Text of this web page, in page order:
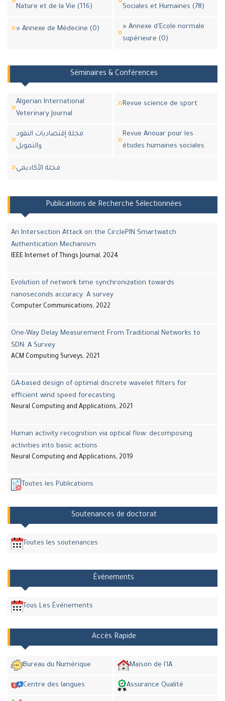
Nature et de la Vie (116) Sociales et Humaines (78)
» Annexe de Médecine (0)
» Annexe d'Ecole normale
supérieure (0)
Séminaires & Conférences
Algerian International
Veterinary Journal
Revue science de sport
مجلة إقتصاديات النقود
والتمويل
Revue Anouar pour les
études humaines sociales
مجلة اﻷكاديمي
Publications de Recherche Sélectionnées
An Intersection Attack on the CirclePIN Smartwatch
Authentication Mechanism
IEEE Internet of Things Journal, 2024
Evolution of network time synchronization towards
nanoseconds accuracy: A survey
Computer Communications, 2022
One-Way Delay Measurement From Traditional Networks to
SDN: A Survey
ACM Computing Surveys, 2021
GA-based design of optimal discrete wavelet filters for
efficient wind speed forecasting
Neural Computing and Applications, 2021
Human activity recognition via optical flow: decomposing
activities into basic actions
Neural Computing and Applications, 2019
Toutes les Publications
Soutenances de doctorat
Toutes les soutenances
Événements
Tous Les Événements
Accès Rapide
Bureau du Numérique Maison de l'IA
Centre des langues Assurance Qualité